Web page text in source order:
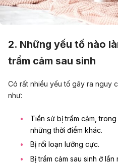
2. Những yếu tố nào
trầm cảm sau sinh
Có rất nhiều yếu tố gây ra nguy
như:
Tiền sử bị trầm cảm,
những thời điểm khác.
Bị rối loạn lưỡng cực.
Bị trầm cảm sau sinh ở lần